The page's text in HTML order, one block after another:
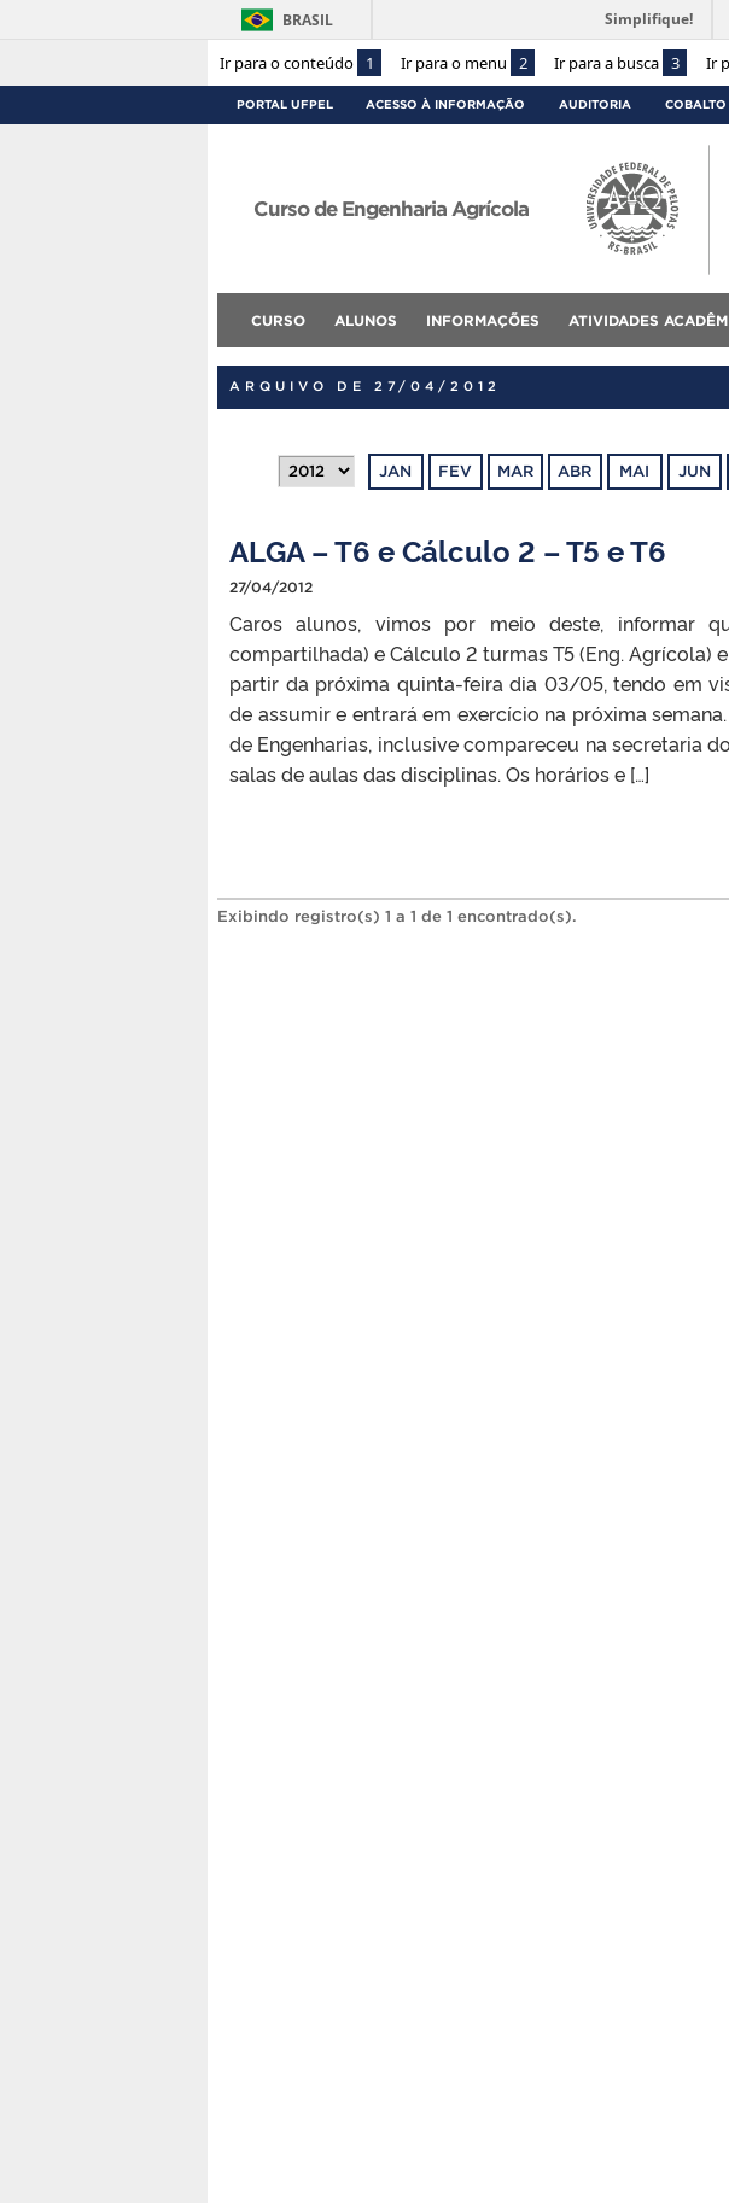
Ir para o conteúdo 1 Ir para o menu 2 Ir para a busca 3 Ir
BRASIL Simplifique!
PORTAL UFPEL ACESSO À INFORMAÇÃO AUDITORIA COBALTO
Curso de Engenharia Agrícola
CURSO ALUNOS INFORMAÇÕES ATIVIDADES
ARQUIVO DE 27/04/2012
JAN FEV MAR ABR MAI JUN
ALGA – T6 e Cálculo 2 – T5 e T6
27/04/2012
Caros alunos, vimos por meio deste, informar
compartilhada) e Cálculo 2 turmas T5 (Eng. Agrícola)
partir da próxima quinta-feira dia 03/05, tendo em
de assumir e entrará em exercício na próxima
de Engenharias, inclusive compareceu na secretaria
salas de aulas das disciplinas. Os horários e […]
Exibindo registro(s) 1 a 1 de 1 encontrado(s).